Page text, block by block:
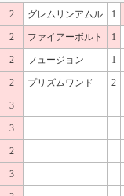
2 グレムリンアムル 1
2 ファイアーボルト 1
2 フュージョン 1
2 プリズムワンド 2
3
3
2
3